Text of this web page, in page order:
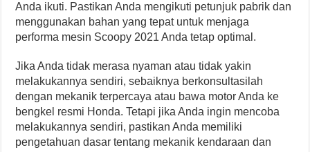
Anda ikuti. Pastikan Anda mengikuti petunjuk pabrik dan
menggunakan bahan yang tepat untuk menjaga
performa mesin Scoopy 2021 Anda tetap optimal.
Jika Anda tidak merasa nyaman atau tidak yakin
melakukannya sendiri, sebaiknya berkonsultasilah
dengan mekanik terpercaya atau bawa motor Anda ke
bengkel resmi Honda. Tetapi jika Anda ingin mencoba
melakukannya sendiri, pastikan Anda memiliki
pengetahuan dasar tentang mekanik kendaraan dan